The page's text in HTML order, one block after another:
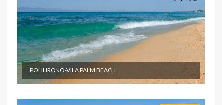
POLIHRONO-VILA PALM BEACH